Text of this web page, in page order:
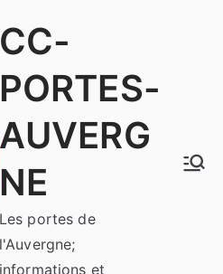
CC-
PORTES-
AUVERG
Les portes de
l'Auvergne;
informations et